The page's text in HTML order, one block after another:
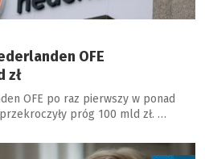
OFE
zł
OFE po raz pierwszy w ponad
próg 100 mld zł. …